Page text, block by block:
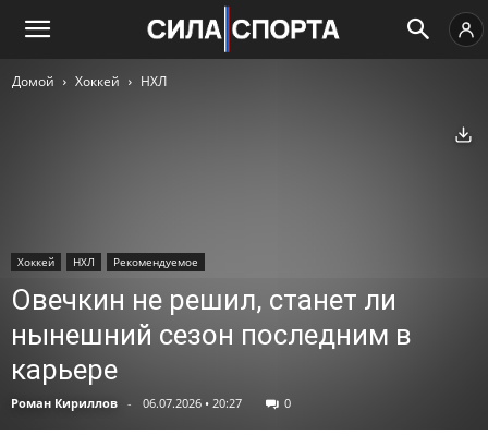
Домой Хоккей НХЛ
Хоккей НХЛ Рекомендуемое
Овечкин не решил, станет ли
нынешний сезон последним в
карьере
Роман Кириллов - 06.07.2026 • 20:27 0